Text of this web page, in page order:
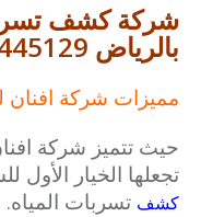
شركة كشف
بالرياض 0553445129
مميزات شركة
حيث تتميز شركة
تجعلها الخيار
كشف تسربات المياه.